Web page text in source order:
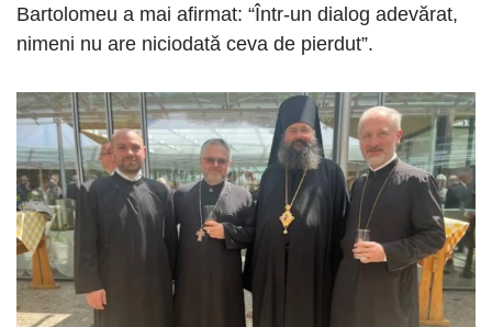
Bartolomeu a mai afirmat: “Într-un dialog adevărat,
nimeni nu are niciodată ceva de pierdut”.